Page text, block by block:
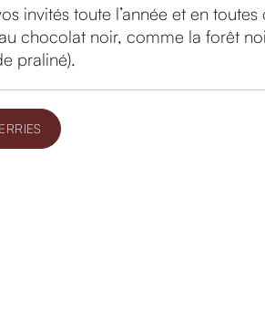
invités toute l’année et en
chocolat noir, comme la forêt
praliné).